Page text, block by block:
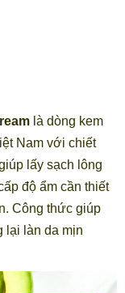
là dòng kem
Nam với chiết
lấy sạch lông
độ ẩm cần thiết
Công thức giúp
lại làn da mịn